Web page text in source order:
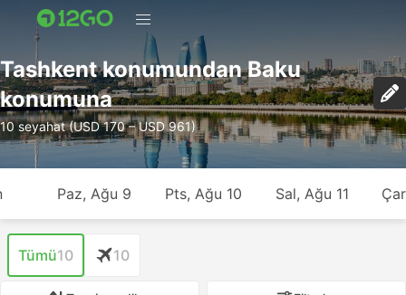
Tashkent konumundan Baku
konumuna
10 seyahat (USD 170 – USD 961)
Paz, Ağu 9 Pts, Ağu 10 Sal, Ağu 11
Tümü10 10